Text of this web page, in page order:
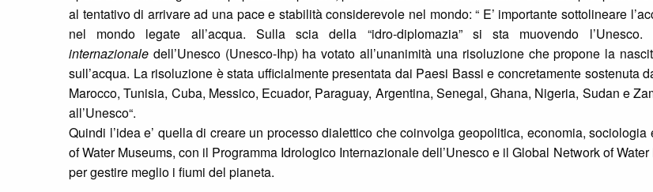
al tentativo di arrivare ad una pace e stabilità considerevole nel mondo: “ E’ importante sottolineare
nel mondo legate all’acqua. Sulla scia della “idro-diplomazia” si sta muovendo l’Unesco.
internazionale dell’Unesco (Unesco-Ihp) ha votato all’unanimità una risoluzione che propone la
sull’acqua. La risoluzione è stata ufficialmente presentata dai Paesi Bassi e concretamente sostenuta
Marocco, Tunisia, Cuba, Messico, Ecuador, Paraguay, Argentina, Senegal, Ghana, Nigeria, Sudan e
all’Unesco“.
Quindi l’idea e’ quella di creare un processo dialettico che coinvolga geopolitica, economia,
of Water Museums, con il Programma Idrologico Internazionale dell’Unesco e il Global Network of
per gestire meglio i fiumi del pianeta.